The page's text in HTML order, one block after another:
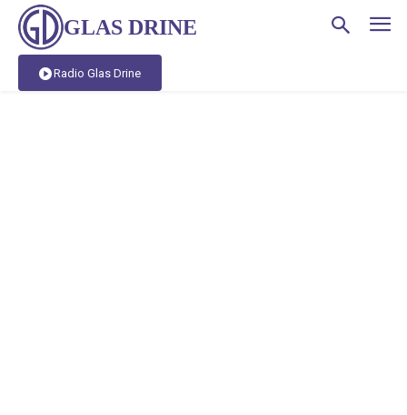
GLAS DRINE
Radio Glas Drine